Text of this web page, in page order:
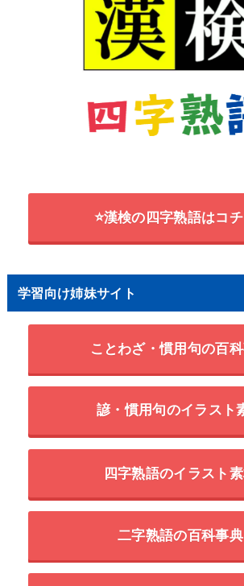
⭐漢検の四字熟語はコチ
学習向け姉妹サイト
ことわざ・慣用句の百
諺・慣用句のイラスト
四字熟語のイラスト
二字熟語の百科事典